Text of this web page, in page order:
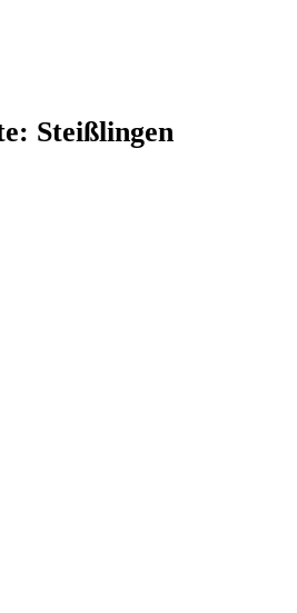
Steißlingen